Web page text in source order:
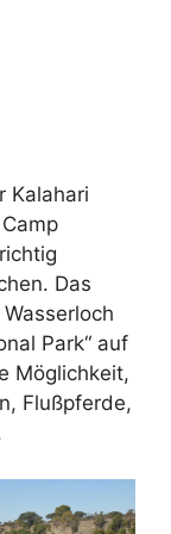
Kalahari
Das
Park“ auf
Möglichkeit,
Flußpferde,